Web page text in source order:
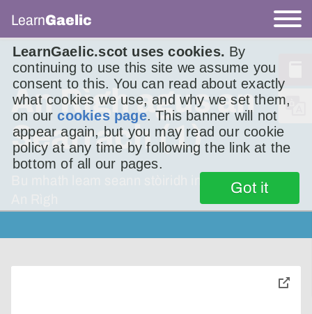
LearnGaelic.scot uses cookies. By
continuing to use this site we assume you
consent to this. You can read about exactly
what cookies we use, and why we set them,
on ourcookies page. This banner will not
appear again, but you may read our cookie
policy at any time by following the link at the
bottom of all our pages.
Got it
LearnGaelic
An Rìgh agus an
Searrach (1)
Bu mhath leam seann stòiridh innse dhuibh –
toggle